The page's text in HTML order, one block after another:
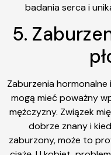
badania serca i
5.
Zaburzenia
mogą mieć poważny
mężczyzny. Związek
dobrze znany i
zaburzony, może to